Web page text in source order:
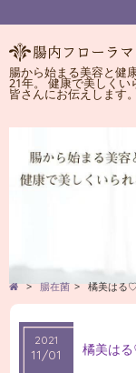
腸から始まる美容と健
21年。 健康で美しくい
皆さんにお伝えします
> 腸在菌 > 橘美はる
2021
11/01 橘美は